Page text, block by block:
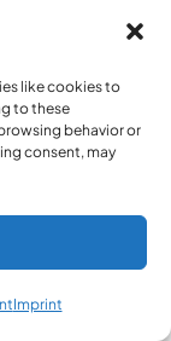
like cookies to
to these
behavior or
consent, may
Imprint
de
des